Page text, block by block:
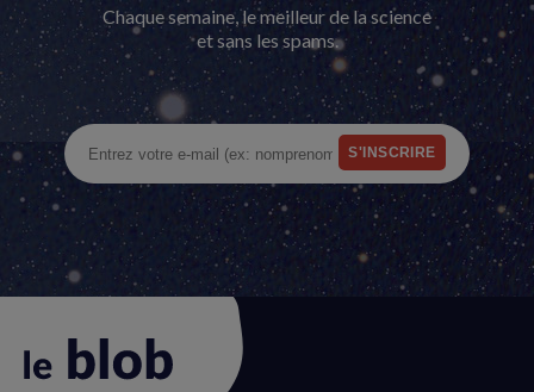
Chaque semaine, le meilleur de la science
et sans les spams.